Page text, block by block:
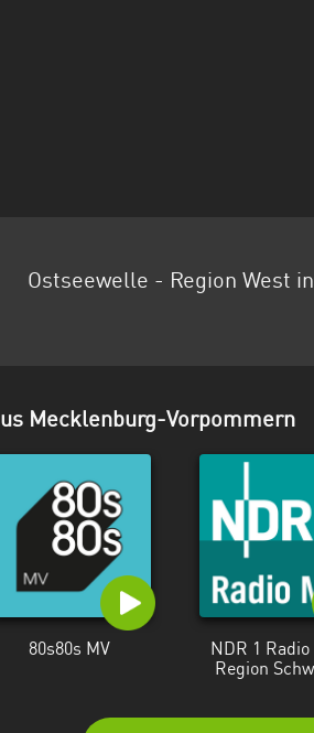
Ostseewelle - Region West
Mecklenburg-Vorpommern
80s80s MV
NDR 1 Radio
Region